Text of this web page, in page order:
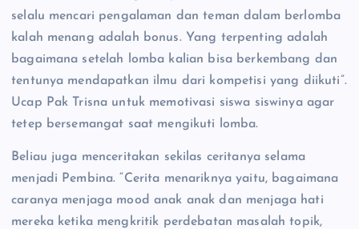
selalu mencari pengalaman dan teman dalam berlomba
kalah menang adalah bonus. Yang terpenting adalah
bagaimana setelah lomba kalian bisa berkembang dan
tentunya mendapatkan ilmu dari kompetisi yang diikuti”.
Ucap Pak Trisna untuk memotivasi siswa siswinya agar
tetep bersemangat saat mengikuti lomba.
Beliau juga menceritakan sekilas ceritanya selama
menjadi Pembina. “Cerita menariknya yaitu, bagaimana
caranya menjaga mood anak anak dan menjaga hati
mereka ketika mengkritik perdebatan masalah topik,